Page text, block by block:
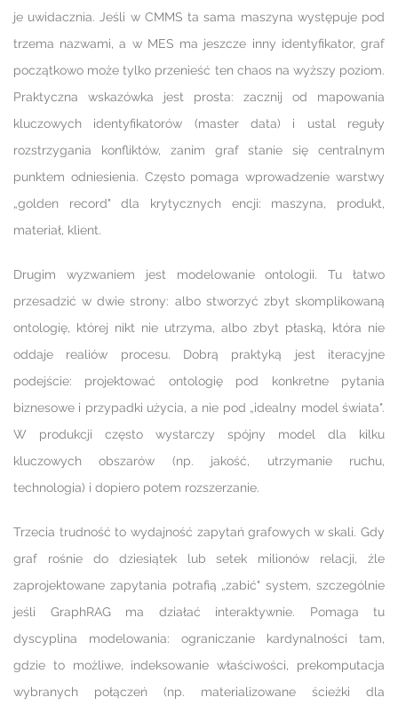
je uwidacznia. Jeśli w CMMS ta sama maszyna występuje pod
trzema nazwami, a w MES ma jeszcze inny identyfikator, graf
początkowo może tylko przenieść ten chaos na wyższy poziom.
Praktyczna wskazówka jest prosta: zacznij od mapowania
kluczowych identyfikatorów (master data) i ustal reguły
rozstrzygania konfliktów, zanim graf stanie się centralnym
punktem odniesienia. Często pomaga wprowadzenie warstwy
„golden record" dla krytycznych encji: maszyna, produkt,
materiał, klient.
Drugim wyzwaniem jest modelowanie ontologii. Tu łatwo
przesadzić w dwie strony: albo stworzyć zbyt skomplikowaną
ontologię, której nikt nie utrzyma, albo zbyt płaską, która nie
oddaje realiów procesu. Dobrą praktyką jest iteracyjne
podejście: projektować ontologię pod konkretne pytania
biznesowe i przypadki użycia, a nie pod „idealny model świata".
W produkcji często wystarczy spójny model dla kilku
kluczowych obszarów (np. jakość, utrzymanie ruchu,
technologia) i dopiero potem rozszerzanie.
Trzecia trudność to wydajność zapytań grafowych w skali. Gdy
graf rośnie do dziesiątek lub setek milionów relacji, źle
zaprojektowane zapytania potrafią „zabić" system, szczególnie
jeśli GraphRAG ma działać interaktywnie. Pomaga tu
dyscyplina modelowania: ograniczanie kardynalności tam,
gdzie to możliwe, indeksowanie właściwości, prekomputacja
wybranych połączeń (np. materializowane ścieżki dla